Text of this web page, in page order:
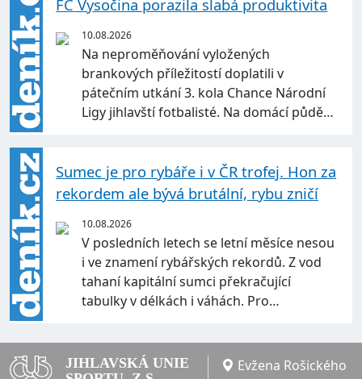
FC Vysočina porazila slabá produktivita
10.08.2026
Na neproměňování vyložených
brankových příležitostí doplatili v
pátečním utkání 3. kola Chance Národní
Ligy jihlavští fotbalisté. Na domácí půdě…
Sumec je pro rybáře i v ČR trofej. Hon za
rekordem ale bývá brutální, rybu zničí
10.08.2026
V posledních letech se letní měsíce nesou
i ve znamení rybářských rekordů. Z vod
tahaní kapitální sumci překračující
tabulky v délkách i váhách. Pro…
JIHLAVSKÁ UNIE
Evžena Rošického